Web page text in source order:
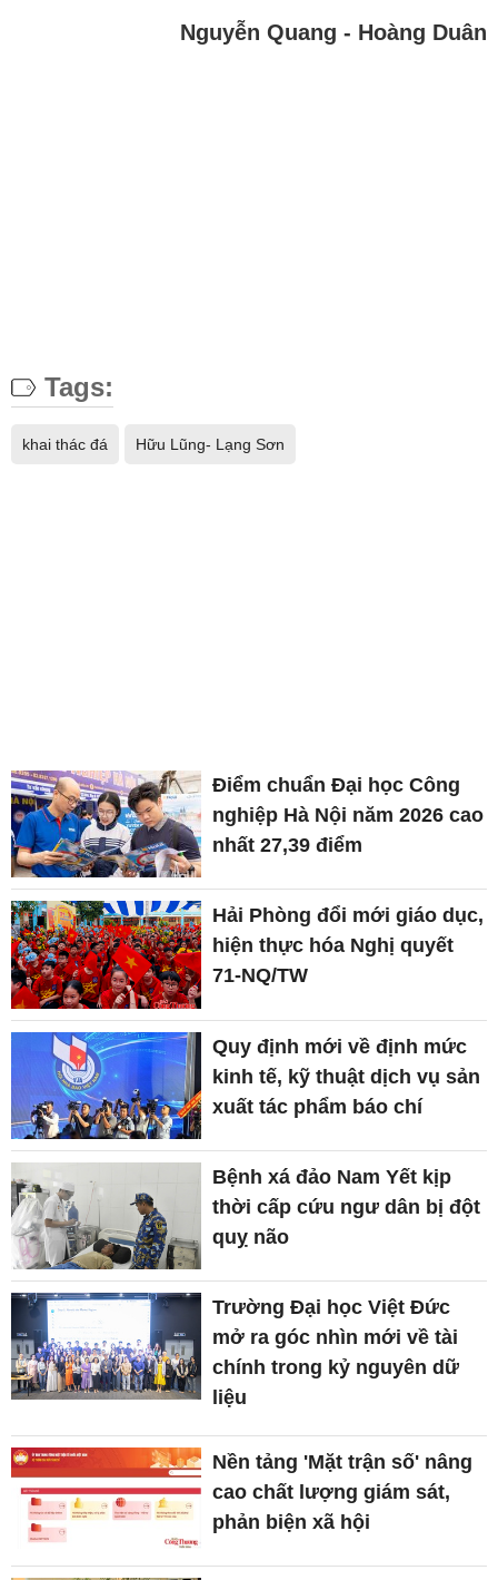
Nguyễn Quang - Hoàng Duân
Tags:
khai thác đá Hữu Lũng- Lạng Sơn
Điểm chuẩn Đại học Công
nghiệp Hà Nội năm 2026 cao
nhất 27,39 điểm
Hải Phòng đổi mới giáo dục,
hiện thực hóa Nghị quyết
71-NQ/TW
Quy định mới về định mức
kinh tế, kỹ thuật dịch vụ sản
xuất tác phẩm báo chí
Bệnh xá đảo Nam Yết kịp
thời cấp cứu ngư dân bị đột
quỵ não
Trường Đại học Việt Đức
mở ra góc nhìn mới về tài
chính trong kỷ nguyên dữ
liệu
Nền tảng 'Mặt trận số' nâng
cao chất lượng giám sát,
phản biện xã hội